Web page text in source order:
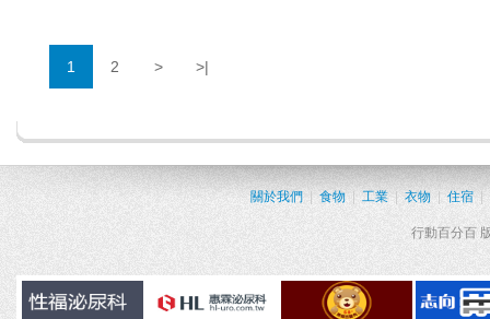
1 2 > >|
關於我們 食物 工業 | 衣物 住宿 |
行動百分百